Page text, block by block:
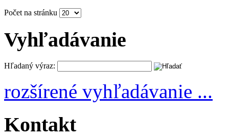
Počet na stránku
Vyhľadávanie
Hľadaný výraz:
rozšírené vyhľadávanie ...
Kontakt